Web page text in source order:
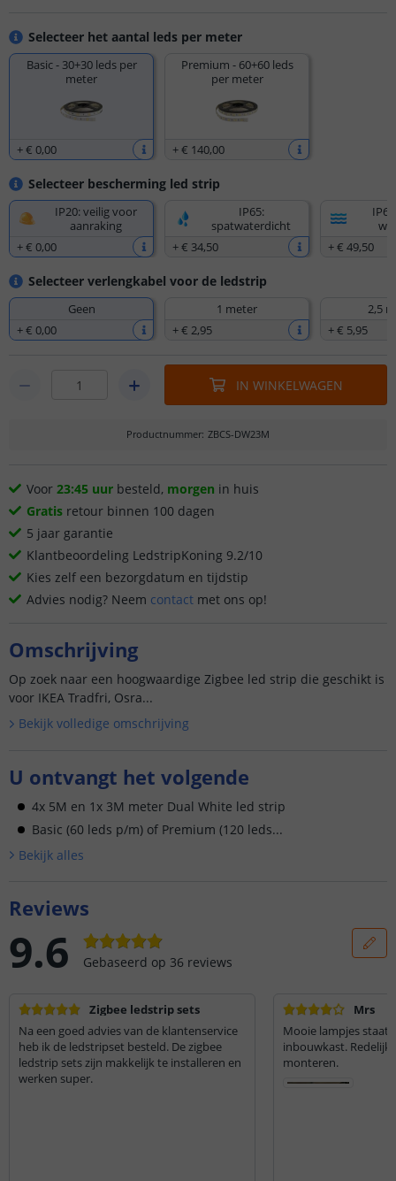
Selecteer het aantal leds per meter
Basic - 30+30 leds per
meter
+€ 0,00
Premium - 60+60 leds
per meter
+€ 140,00
Selecteer bescherming led strip
IP20: veilig voor
aanraking
+€ 0,00
IP65:
spatwaterdicht
+€ 34,50
+€ 49,50
Selecteer verlengkabel voor de ledstrip
Geen
+€ 0,00
1 meter
+€ 2,95
2,5
+€ 5,95
IN WINKELWAGEN
Productnummer: ZBCS-DW23M
Voor 23:45 uur besteld, morgen in huis
Gratis retour binnen 100 dagen
5 jaar garantie
Klantbeoordeling LedstripKoning 9.2/10
Kies zelf een bezorgdatum en tijdstip
Advies nodig? Neem contact met ons op!
Omschrijving
Op zoek naar een hoogwaardige Zigbee led strip die geschikt is
voor IKEA Tradfri, Osra...
Bekijk volledige omschrijving
U ontvangt het volgende
4x 5M en 1x 3M meter Dual White led strip
Basic (60 leds p/m) of Premium (120 leds...
Bekijk alles
Reviews
9.6 Gebaseerd op 36 reviews
Zigbee ledstrip sets
Na een goed advies van de klantenservice
heb ik de ledstripset besteld. De zigbee
ledstrip sets zijn makkelijk te installeren en
werken super.
Mrs
Mooie lampjes staat
inbouwkast. Redelijk
monteren.